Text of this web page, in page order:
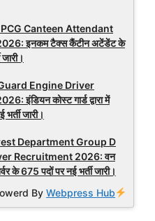
Canteen Attendant
इनकम टैक्स कैंटीन अटेंडेंट के
Engine Driver
इंडियन कोस्ट गार्ड द्वारा में
जारी।
Department Group D
Recruitment 2026: वन
के 675 पदों पर नई भर्ती जारी।
ByWebpress Hub